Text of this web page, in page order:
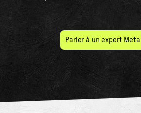
Parler à un expert Meta